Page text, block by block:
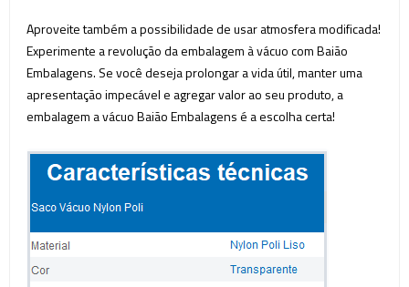
Aproveite também a possibilidade de usar atmosfera modificada!
Experimente a revolução da embalagem à vácuo com Baião
Embalagens. Se você deseja prolongar a vida útil, manter uma
apresentação impecável e agregar valor ao seu produto, a
embalagem a vácuo Baião Embalagens é a escolha certa!